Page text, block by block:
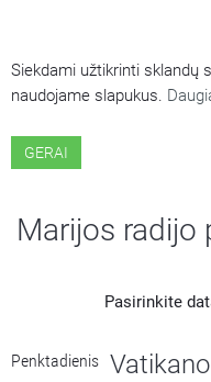
Siekdami užtikrinti sklandų
naudojame slapukus.
GERAI
Marijos radijo
Pasirinkite
Penktadienis